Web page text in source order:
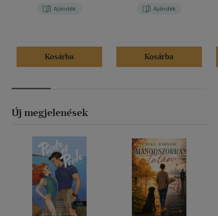
Ajándék
Kosárba
Ajándék
Kosárba
Új megjelenések